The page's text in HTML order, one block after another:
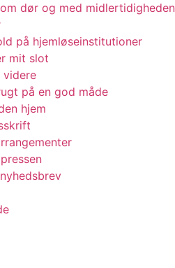
dør og med midlertidigheden
på hjemløseinstitutioner
mit slot
videre
på en god måde
hjem